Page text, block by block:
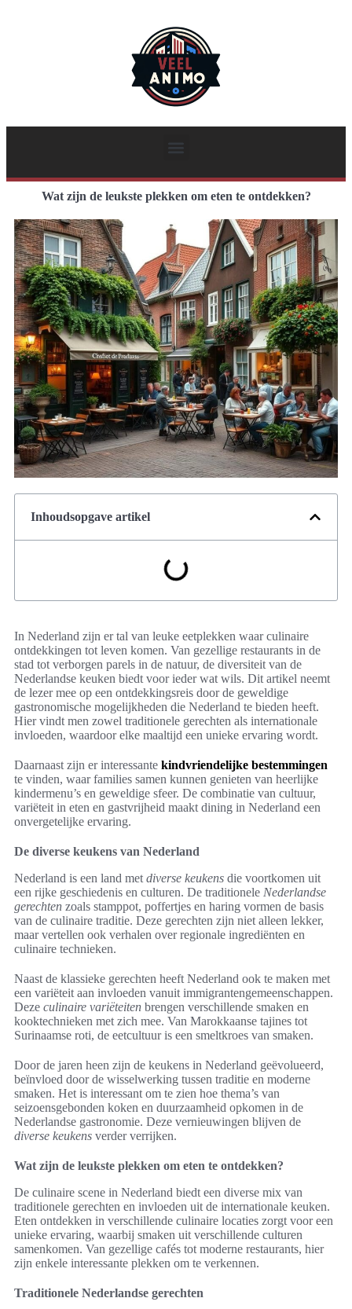
Wat zijn de leukste plekken om eten te ontdekken?
Inhoudsopgave artikel
In Nederland zijn er tal van leuke eetplekken waar culinaire
ontdekkingen tot leven komen. Van gezellige restaurants in de
stad tot verborgen parels in de natuur, de diversiteit van de
Nederlandse keuken biedt voor ieder wat wils. Dit artikel neemt
de lezer mee op een ontdekkingsreis door de geweldige
gastronomische mogelijkheden die Nederland te bieden heeft.
Hier vindt men zowel traditionele gerechten als internationale
invloeden, waardoor elke maaltijd een unieke ervaring wordt.
Daarnaast zijn er interessante kindvriendelijke bestemmingen
te vinden, waar families samen kunnen genieten van heerlijke
kindermenu’s en geweldige sfeer. De combinatie van cultuur,
variëteit in eten en gastvrijheid maakt dining in Nederland een
onvergetelijke ervaring.
De diverse keukens van Nederland
Nederland is een land met diverse keukens die voortkomen uit
een rijke geschiedenis en culturen. De traditionele Nederlandse
gerechten zoals stamppot, poffertjes en haring vormen de basis
van de culinaire traditie. Deze gerechten zijn niet alleen lekker,
maar vertellen ook verhalen over regionale ingrediënten en
culinaire technieken.
Naast de klassieke gerechten heeft Nederland ook te maken met
een variëteit aan invloeden vanuit immigrantengemeenschappen.
Deze culinaire variëteiten brengen verschillende smaken en
kooktechnieken met zich mee. Van Marokkaanse tajines tot
Surinaamse roti, de eetcultuur is een smeltkroes van smaken.
Door de jaren heen zijn de keukens in Nederland geëvolueerd,
beïnvloed door de wisselwerking tussen traditie en moderne
smaken. Het is interessant om te zien hoe thema’s van
seizoensgebonden koken en duurzaamheid opkomen in de
Nederlandse gastronomie. Deze vernieuwingen blijven de
diverse keukens verder verrijken.
Wat zijn de leukste plekken om eten te ontdekken?
De culinaire scene in Nederland biedt een diverse mix van
traditionele gerechten en invloeden uit de internationale keuken.
Eten ontdekken in verschillende culinaire locaties zorgt voor een
unieke ervaring, waarbij smaken uit verschillende culturen
samenkomen. Van gezellige cafés tot moderne restaurants, hier
zijn enkele interessante plekken om te verkennen.
Traditionele Nederlandse gerechten